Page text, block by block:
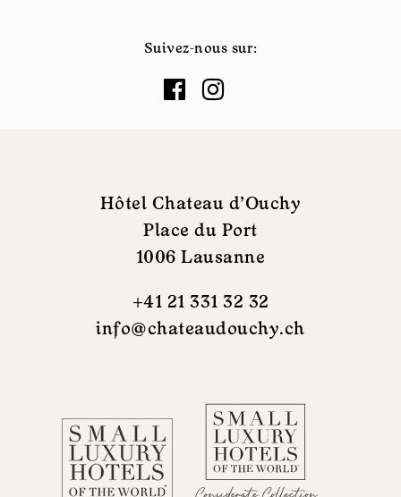
Suivez-nous sur:
Hôtel Chateau d'Ouchy
Place du Port
1006 Lausanne
+41 21 331 32 32
info@chateaudouchy.ch